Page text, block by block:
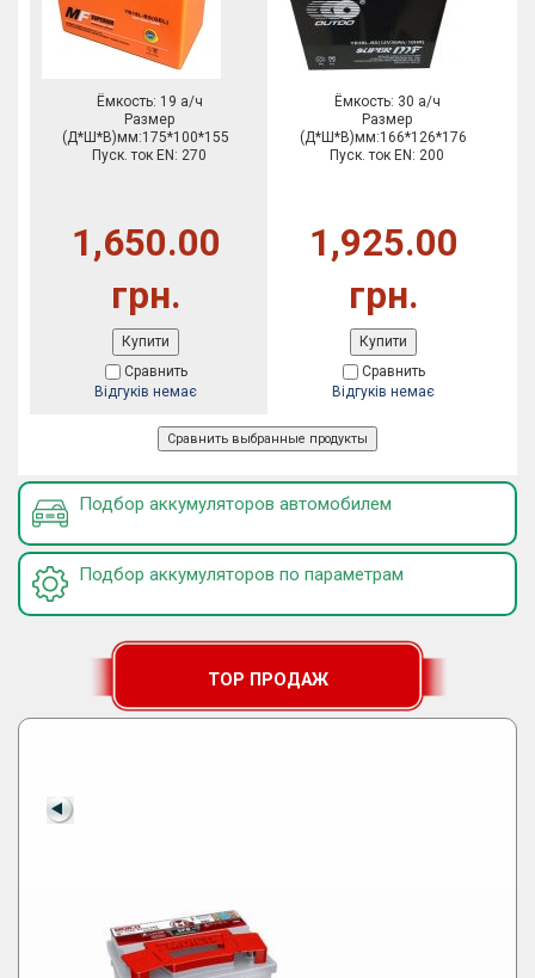
Ёмкость: 19 а/ч
Размер
(Д*Ш*В)мм:175*100*155
Пуск. ток EN: 270
1,650.00
грн.
Купити
Сравнить
Відгуків немає
Ёмкость: 30 а/ч
Размер
(Д*Ш*В)мм:166*126*176
Пуск. ток EN: 200
1,925.00
грн.
Купити
Сравнить
Відгуків немає
Подбор аккумуляторов автомобилем
Подбор аккумуляторов по параметрам
TOP ПРОДАЖ